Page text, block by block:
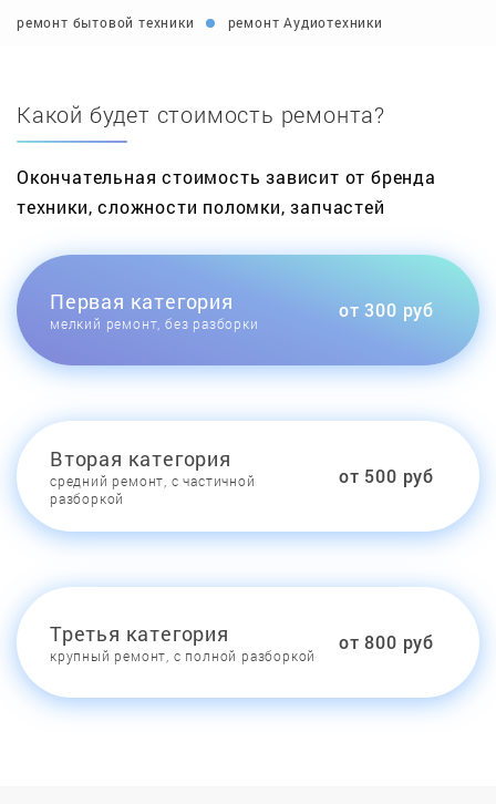
ремонт бытовой техники ремонт Аудиотехники
Какой будет стоимость ремонта?
Окончательная стоимость зависит от бренда
техники, сложности поломки, запчастей
Первая категория
мелкий ремонт, без разборки
от 300 руб
Вторая категория
средний ремонт, с частичной
разборкой
от 500 руб
Третья категория
крупный ремонт, с полной разборкой
от 800 руб